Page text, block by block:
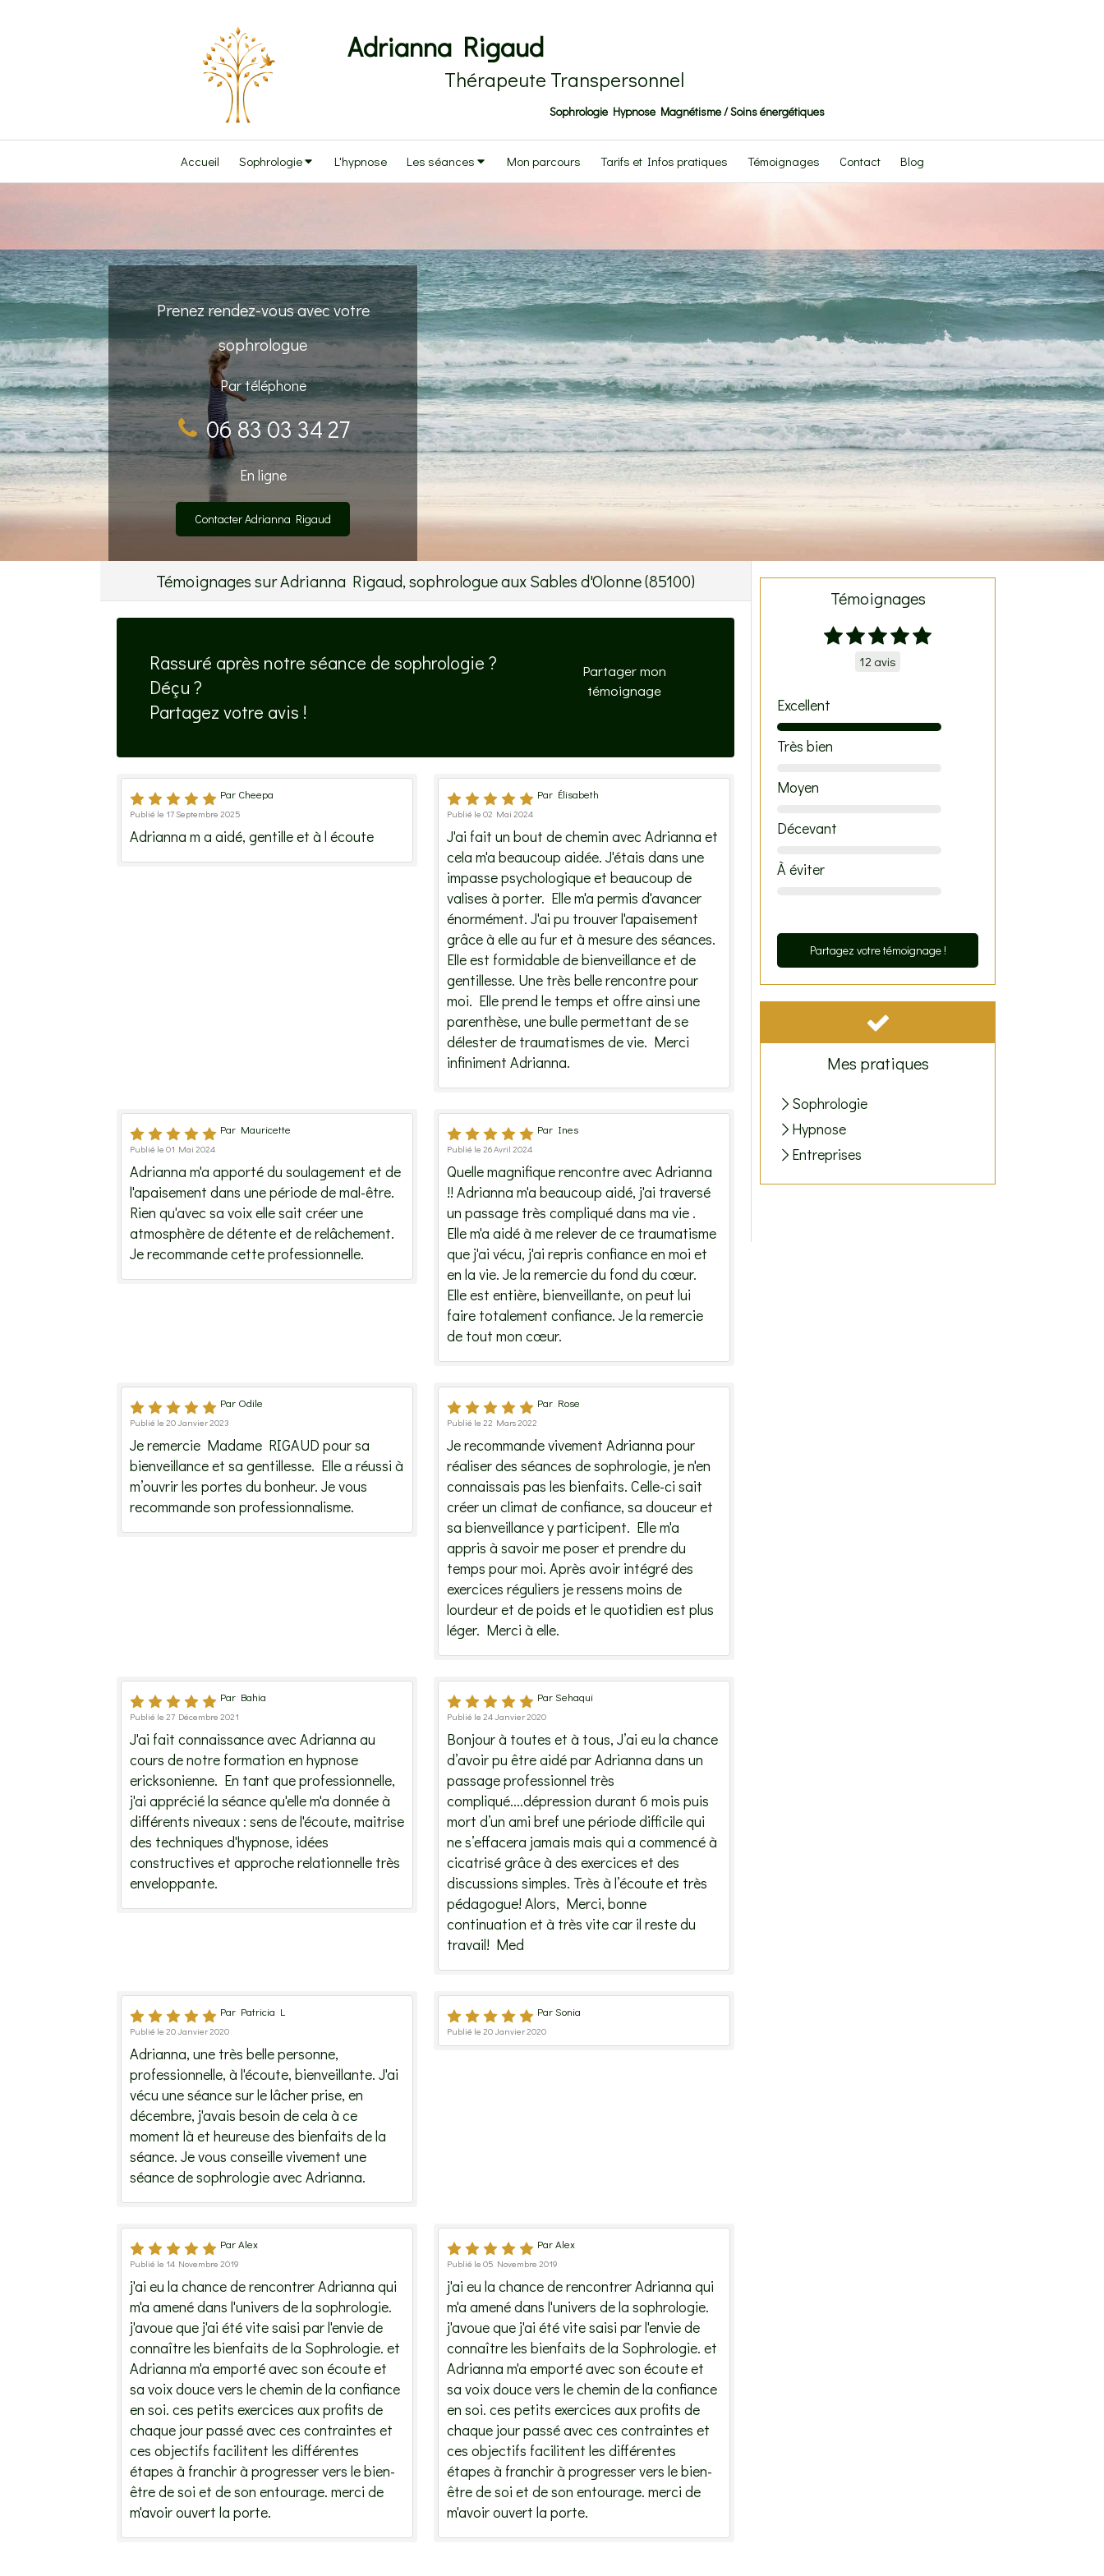
Adrianna Rigaud
Thérapeute Transpersonnel
Sophrologie Hypnose Magnétisme / Soins énergétiques
Accueil Sophrologie L'hypnose Les séances Mon parcours Tarifs et Infos pratiques Témoignages Contact Blog
Prenez rendez-vous avec votre
sophrologue
Par téléphone
06 83 03 34 27
En ligne
Contacter Adrianna Rigaud
Témoignages sur Adrianna Rigaud, sophrologue aux Sables d'Olonne (85100)
Rassuré après notre séance de sophrologie ?
Déçu ?
Partagez votre avis !
Partager mon
témoignage
Par Cheepa
Publié le 17 Septembre 2025
Adrianna m a aidé, gentille et à l écoute
Par Élisabeth
Publié le 02 Mai 2024
J'ai fait un bout de chemin avec Adrianna et
cela m'a beaucoup aidée. J'étais dans une
impasse psychologique et beaucoup de
valises à porter. Elle m'a permis d'avancer
énormément. J'ai pu trouver l'apaisement
grâce à elle au fur et à mesure des séances.
Elle est formidable de bienveillance et de
gentillesse. Une très belle rencontre pour
moi. Elle prend le temps et offre ainsi une
parenthèse, une bulle permettant de se
délester de traumatismes de vie. Merci
infiniment Adrianna.
Par Mauricette
Publié le 01 Mai 2024
Adrianna m'a apporté du soulagement et de
l'apaisement dans une période de mal-être.
Rien qu'avec sa voix elle sait créer une
atmosphère de détente et de relâchement.
Je recommande cette professionnelle.
Par Ines
Publié le 26 Avril 2024
Quelle magnifique rencontre avec Adrianna
!! Adrianna m'a beaucoup aidé, j'ai traversé
un passage très compliqué dans ma vie .
Elle m'a aidé à me relever de ce traumatisme
que j'ai vécu, j'ai repris confiance en moi et
en la vie. Je la remercie du fond du cœur.
Elle est entière, bienveillante, on peut lui
faire totalement confiance. Je la remercie
de tout mon cœur.
Par Odile
Publié le 20 Janvier 2023
Je remercie Madame RIGAUD pour sa
bienveillance et sa gentillesse. Elle a réussi à
m’ouvrir les portes du bonheur. Je vous
recommande son professionnalisme.
Par Rose
Publié le 22 Mars 2022
Je recommande vivement Adrianna pour
réaliser des séances de sophrologie, je n'en
connaissais pas les bienfaits. Celle-ci sait
créer un climat de confiance, sa douceur et
sa bienveillance y participent. Elle m'a
appris à savoir me poser et prendre du
temps pour moi. Après avoir intégré des
exercices réguliers je ressens moins de
lourdeur et de poids et le quotidien est plus
léger. Merci à elle.
Par Bahia
Publié le 27 Décembre 2021
J'ai fait connaissance avec Adrianna au
cours de notre formation en hypnose
ericksonienne. En tant que professionnelle,
j'ai apprécié la séance qu'elle m'a donnée à
différents niveaux : sens de l'écoute, maitrise
des techniques d'hypnose, idées
constructives et approche relationnelle très
enveloppante.
Par Sehaqui
Publié le 24 Janvier 2020
Bonjour à toutes et à tous, J’ai eu la chance
d’avoir pu être aidé par Adrianna dans un
passage professionnel très
compliqué....dépression durant 6 mois puis
mort d’un ami bref une période difficile qui
ne s’effacera jamais mais qui a commencé à
cicatrisé grâce à des exercices et des
discussions simples. Très à l’écoute et très
pédagogue! Alors, Merci, bonne
continuation et à très vite car il reste du
travail! Med
Par Patricia L
Publié le 20 Janvier 2020
Adrianna, une très belle personne,
professionnelle, à l'écoute, bienveillante. J'ai
vécu une séance sur le lâcher prise, en
décembre, j'avais besoin de cela à ce
moment là et heureuse des bienfaits de la
séance. Je vous conseille vivement une
séance de sophrologie avec Adrianna.
Par Sonia
Publié le 20 Janvier 2020
Par Alex
Publié le 14 Novembre 2019
j'ai eu la chance de rencontrer Adrianna qui
m'a amené dans l'univers de la sophrologie.
j'avoue que j'ai été vite saisi par l'envie de
connaître les bienfaits de la Sophrologie. et
Adrianna m'a emporté avec son écoute et
sa voix douce vers le chemin de la confiance
en soi. ces petits exercices aux profits de
chaque jour passé avec ces contraintes et
ces objectifs facilitent les différentes
étapes à franchir à progresser vers le bien-
être de soi et de son entourage. merci de
m'avoir ouvert la porte.
Par Alex
Publié le 05 Novembre 2019
j'ai eu la chance de rencontrer Adrianna qui
m'a amené dans l'univers de la sophrologie.
j'avoue que j'ai été vite saisi par l'envie de
connaître les bienfaits de la Sophrologie. et
Adrianna m'a emporté avec son écoute et
sa voix douce vers le chemin de la confiance
en soi. ces petits exercices aux profits de
chaque jour passé avec ces contraintes et
ces objectifs facilitent les différentes
étapes à franchir à progresser vers le bien-
être de soi et de son entourage. merci de
m'avoir ouvert la porte.
Témoignages
12 avis
Excellent
Très bien
Moyen
Décevant
À éviter
Partagez votre témoignage !
Mes pratiques
Sophrologie
Hypnose
Entreprises